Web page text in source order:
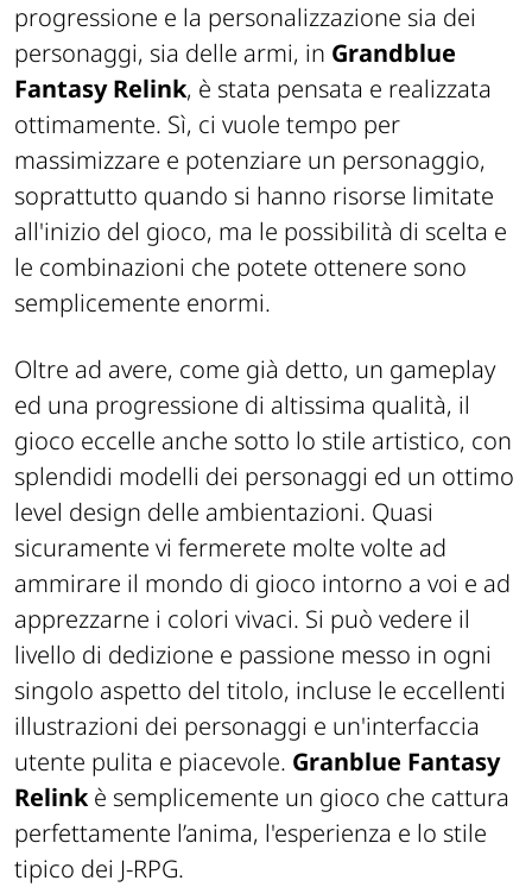
progressione e la personalizzazione sia dei
personaggi, sia delle armi, in Grandblue
Fantasy Relink, è stata pensata e realizzata
ottimamente. Sì, ci vuole tempo per
massimizzare e potenziare un personaggio,
soprattutto quando si hanno risorse limitate
all'inizio del gioco, ma le possibilità di scelta e
le combinazioni che potete ottenere sono
semplicemente enormi.
Oltre ad avere, come già detto, un gameplay
ed una progressione di altissima qualità, il
gioco eccelle anche sotto lo stile artistico, con
splendidi modelli dei personaggi ed un ottimo
level design delle ambientazioni. Quasi
sicuramente vi fermerete molte volte ad
ammirare il mondo di gioco intorno a voi e ad
apprezzarne i colori vivaci. Si può vedere il
livello di dedizione e passione messo in ogni
singolo aspetto del titolo, incluse le eccellenti
illustrazioni dei personaggi e un'interfaccia
utente pulita e piacevole. Granblue Fantasy
Relinkè semplicemente un gioco che cattura
perfettamente l’anima, l'esperienza e lo stile
tipico dei J-RPG.